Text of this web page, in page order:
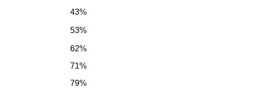
43%
53%
62%
71%
79%